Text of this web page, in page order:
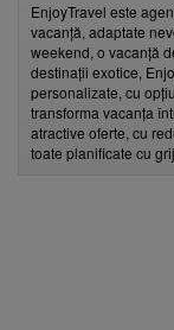
EnjoyTravel este
vacanță, adaptate
weekend, o vacanță
destinații exotice,
personalizate, cu
transforma vacanța
atractive oferte, cu
toate planificate cu